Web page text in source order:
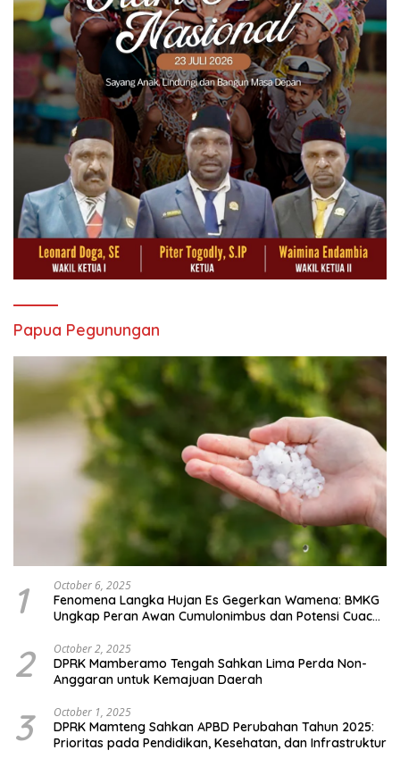
Papua Pegunungan
1 October 6, 2025
Fenomena Langka Hujan Es Gegerkan Wamena: BMKG
Ungkap Peran Awan Cumulonimbus dan Potensi Cuaca
2 October 2, 2025
DPRK Mamberamo Tengah Sahkan Lima Perda Non-
Anggaran untuk Kemajuan Daerah
3 October 1, 2025
DPRK Mamteng Sahkan APBD Perubahan Tahun 2025:
Prioritas pada Pendidikan, Kesehatan, dan Infrastruktur